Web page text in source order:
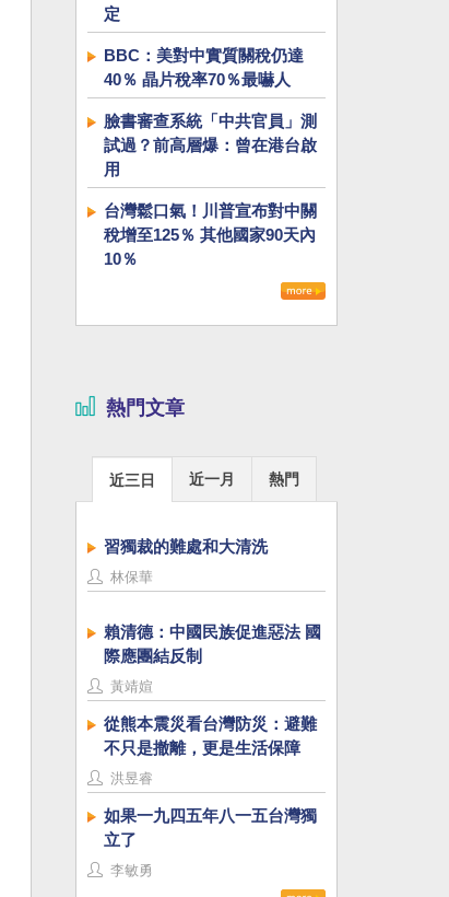
定
BBC：美對中實質關稅仍達
40％ 晶片稅率70％最嚇人
臉書審查系統「中共官員」測
試過？前高層爆：曾在港台啟
用
台灣鬆口氣！川普宣布對中關
稅增至125％ 其他國家90天內
10％
熱門文章
近三日 近一月 熱門
習獨裁的難處和大清洗
林保華
賴清德：中國民族促進惡法 國
際應團結反制
黃靖媗
從熊本震災看台灣防災：避難
不只是撤離，更是生活保障
洪昱睿
如果一九四五年八一五台灣獨
立了
李敏勇